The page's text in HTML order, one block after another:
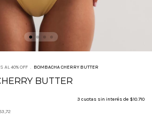
AL 40% OFF . BOMBACHA CHERRY BUTTER
BUTTER
3 cuotas sin interés de $10.710